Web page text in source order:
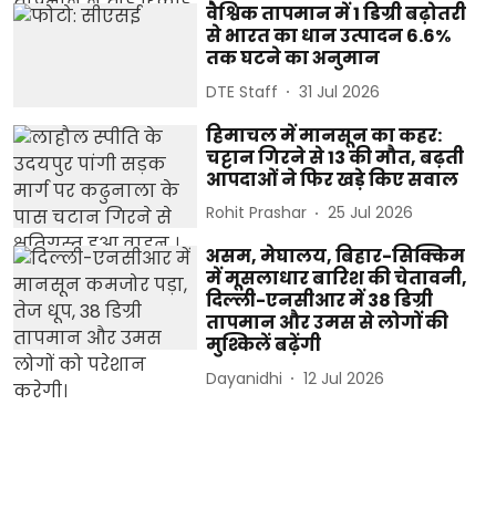
वैश्विक तापमान में 1 डिग्री बढ़ोतरी
से भारत का धान उत्पादन 6.6%
तक घटने का अनुमान
DTE Staff 31 Jul 2026
हिमाचल में मानसून का कहर:
चट्टान गिरने से 13 की मौत, बढ़ती
आपदाओं ने फिर खड़े किए सवाल
Rohit Prashar 25 Jul 2026
असम, मेघालय, बिहार-सिक्किम
में मूसलाधार बारिश की चेतावनी,
दिल्ली-एनसीआर में 38 डिग्री
तापमान और उमस से लोगों की
मुश्किलें बढ़ेंगी
Dayanidhi 12 Jul 2026